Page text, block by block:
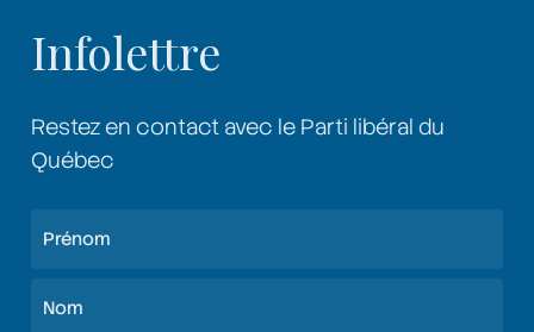
Infolettre
Restez en contact avec le Parti libéral du
Québec